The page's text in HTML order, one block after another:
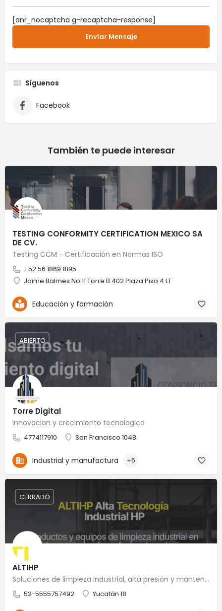
[anr_nocaptcha g-recaptcha-response]
Síguenos
Facebook
También te puede interesar
TESTING CONFORMITY CERTIFICATION MEXICO SA
DE CV.
Testing CCM - Certificación en Normas ISO
+52 56 1869 8195
Jaime Balmes No.11 Torre B 402 Plaza Piso 4 LT
Educación y formación
Torre Digital
Innovacion y crecimiento tecnologico
4774117910 San Francisco 104B
ABIERTO
Industrial y manufactura +5
ALTIHP
Soluciones de limpieza industrial, alta presión y mantenimiento especializado
52-5555757492 Yucatán 18
CERRADO